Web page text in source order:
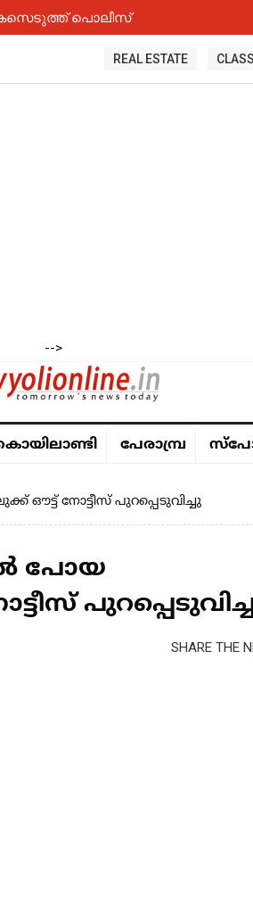
പൊലീസ്
REAL ESTATE
-->
പേരാമ്പ്ര
ഔട്ട് നോട്ടീസ് പുറപ്പെടുവിച്ചു
പോയ
SHARE THE